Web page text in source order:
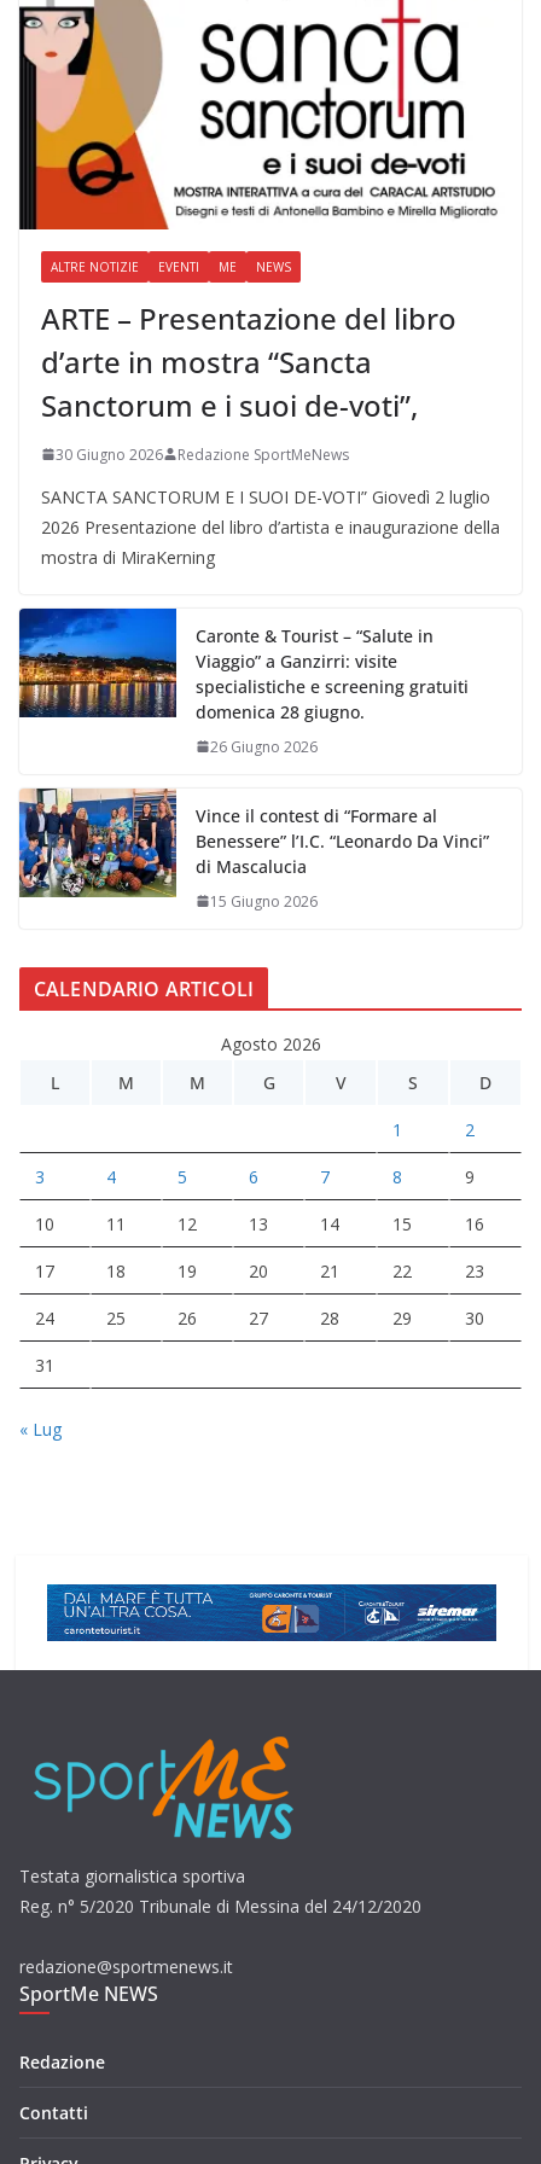
ALTRE NOTIZIE EVENTI ME NEWS
ARTE – Presentazione del libro
d’arte in mostra “Sancta
Sanctorum e i suoi de-voti”,
30 Giugno 2026 Redazione SportMeNews
SANCTA SANCTORUM E I SUOI DE-VOTI” Giovedì 2 luglio
2026 Presentazione del libro d’artista e inaugurazione della
mostra di MiraKerning
Caronte & Tourist – “Salute in
Viaggio” a Ganzirri: visite
specialistiche e screening gratuiti
domenica 28 giugno.
26 Giugno 2026
Vince il contest di “Formare al
Benessere” l’I.C. “Leonardo Da Vinci”
di Mascalucia
15 Giugno 2026
CALENDARIO ARTICOLI
Agosto 2026
L
M M G V S D
1 2
3 4 5 6 7 8 9
10 11 12 13 14 15 16
17 18 19 20 21 22 23
24 25 26 27 28 29 30
31
« Lug
Testata giornalistica sportiva
Reg. n° 5/2020 Tribunale di Messina del 24/12/2020
redazione@sportmenews.it
SportMe NEWS
Redazione
Contatti